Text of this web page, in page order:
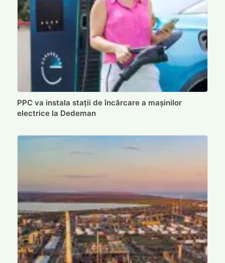
PPC va instala stații de încărcare a mașinilor
electrice la Dedeman